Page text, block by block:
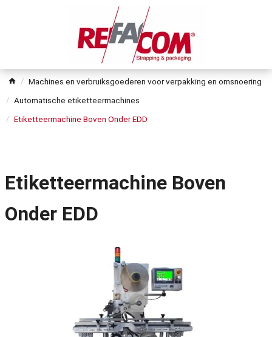
Machines en verbruiksgoederen voor verpakking en omsnoering
Automatische etiketteermachines
Etiketteermachine Boven Onder EDD
Etiketteermachine Boven
Onder EDD